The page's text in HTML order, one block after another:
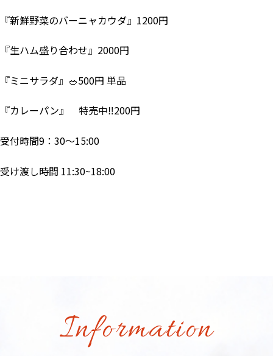
『新鮮野菜のバーニャカウダ』1200円
『生ハム盛り合わせ』2000円
『ミニサラダ』🥗500円 単品
『カレーパン』 特売中‼200円
受付時間9：30～15:00
受け渡し時間 11:30~18:00
Information